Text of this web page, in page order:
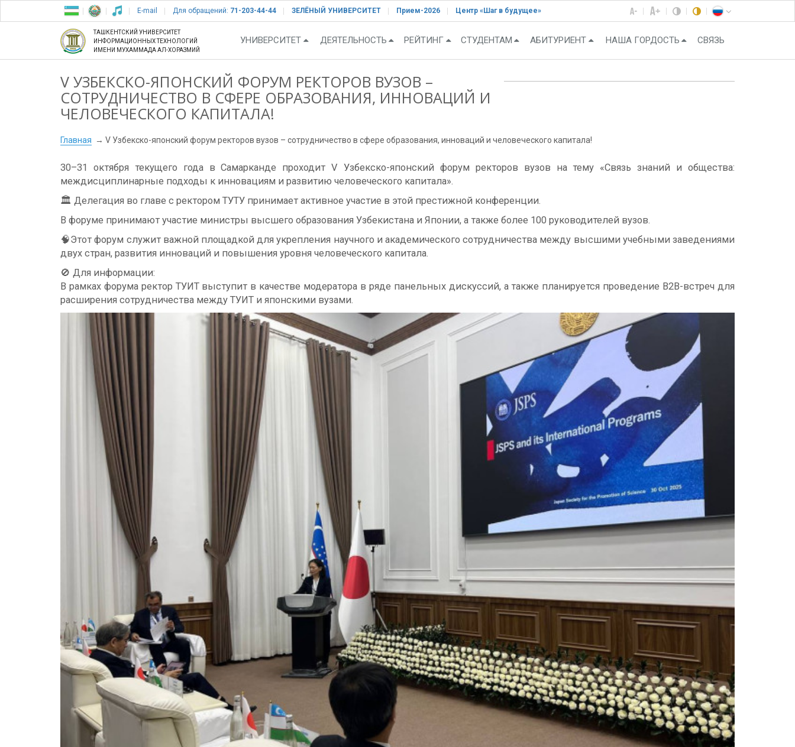
E-mail Для обращений: 71-203-44-44 ЗЕЛЁНЫЙ УНИВЕРСИТЕТ Прием-2026 Центр «Шаг в будущее»
ТАШКЕНТСКИЙ УНИВЕРСИТЕТ
ИНФОРМАЦИОННЫХ ТЕХНОЛОГИЙ
ИМЕНИ МУХАММАДА АЛ-ХОРАЗМИЙ
УНИВЕРСИТЕТ ДЕЯТЕЛЬНОСТЬ РЕЙТИНГ СТУДЕНТАМ АБИТУРИЕНТ НАША ГОРДОСТЬ СВЯЗЬ
V УЗБЕКСКО-ЯПОНСКИЙ ФОРУМ РЕКТОРОВ ВУЗОВ –
СОТРУДНИЧЕСТВО В СФЕРЕ ОБРАЗОВАНИЯ, ИННОВАЦИЙ И
ЧЕЛОВЕЧЕСКОГО КАПИТАЛА!
Главная V Узбекско-японский форум ректоров вузов – сотрудничество в сфере образования, инноваций и человеческого капитала!
30–31 октября текущего года в Самарканде проходит V Узбекско-японский форум ректоров вузов на тему «Связь знаний и общества:
междисциплинарные подходы к инновациям и развитию человеческого капитала».
🏛 Делегация во главе с ректором ТУТУ принимает активное участие в этой престижной конференции.
В форуме принимают участие министры высшего образования Узбекистана и Японии, а также более 100 руководителей вузов.
🧠Этот форум служит важной площадкой для укрепления научного и академического сотрудничества между высшими учебными заведениями
двух стран, развития инноваций и повышения уровня человеческого капитала.
🚫 Для информации:
В рамках форума ректор ТУИТ выступит в качестве модератора в ряде панельных дискуссий, а также планируется проведение B2B-встреч для
расширения сотрудничества между ТУИТ и японскими вузами.